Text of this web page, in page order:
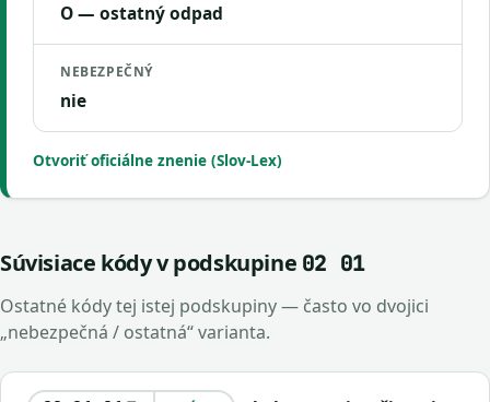
O — ostatný odpad
NEBEZPEČNÝ
nie
Otvoriť oficiálne znenie (Slov-Lex)
Súvisiace kódy v podskupine 02 01
Ostatné kódy tej istej podskupiny — často vo dvojici
„nebezpečná / ostatná“ varianta.